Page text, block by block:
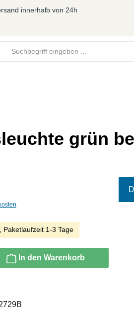
innerhalb von 24h
grün
Paketlaufzeit 1-3 Tage
In den Warenkorb